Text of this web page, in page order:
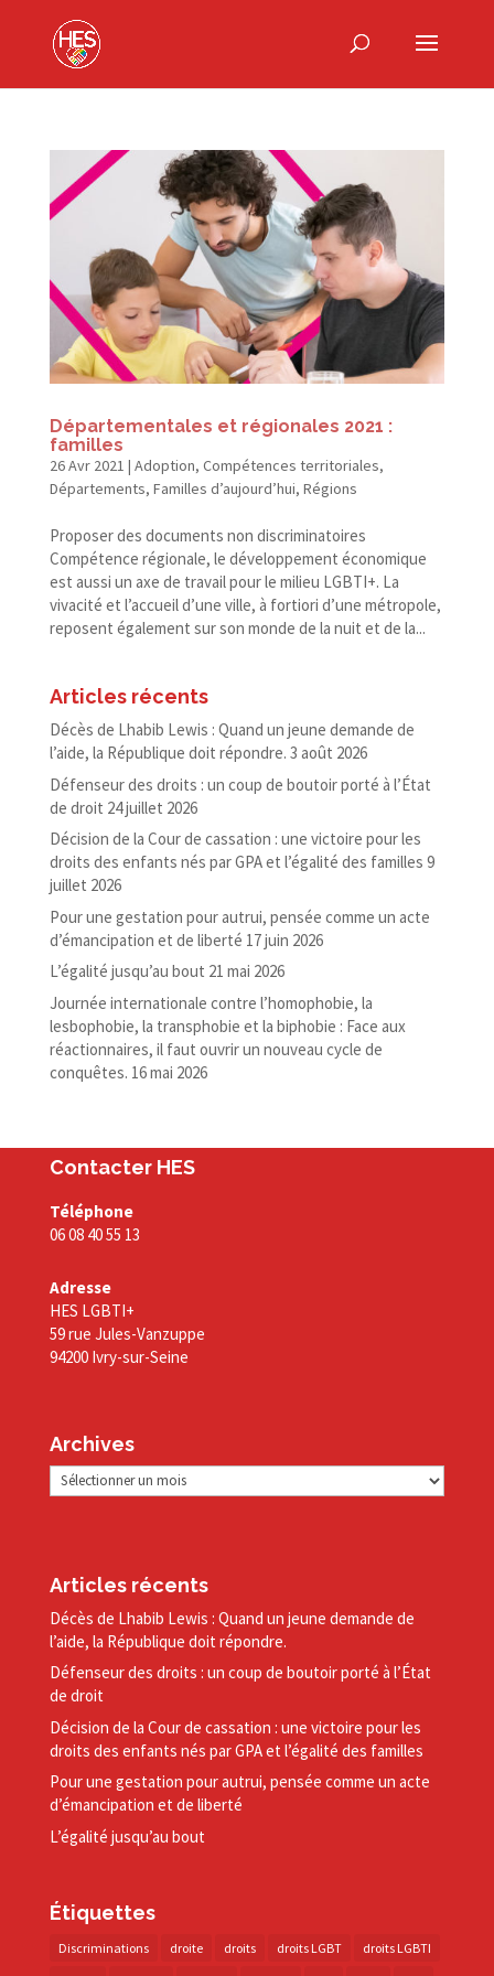
Départementales et régionales 2021 :
familles
26 Avr 2021 | Adoption, Compétences territoriales,
Départements, Familles d’aujourd’hui, Régions
Proposer des documents non discriminatoires
Compétence régionale, le développement économique
est aussi un axe de travail pour le milieu LGBTI+. La
vivacité et l’accueil d’une ville, à fortiori d’une métropole,
reposent également sur son monde de la nuit et de la...
Articles récents
Décès de Lhabib Lewis : Quand un jeune demande de
l’aide, la République doit répondre. 3 août 2026
Défenseur des droits : un coup de boutoir porté à l’État
de droit 24 juillet 2026
Décision de la Cour de cassation : une victoire pour les
droits des enfants nés par GPA et l’égalité des familles 9
juillet 2026
Pour une gestation pour autrui, pensée comme un acte
d’émancipation et de liberté 17 juin 2026
L’égalité jusqu’au bout 21 mai 2026
Journée internationale contre l’homophobie, la
lesbophobie, la transphobie et la biphobie : Face aux
réactionnaires, il faut ouvrir un nouveau cycle de
conquêtes. 16 mai 2026
Contacter HES
Téléphone
06 08 40 55 13
Adresse
HES LGBTI+
59 rue Jules-Vanzuppe
94200 Ivry-sur-Seine
Archives
Archives
Articles récents
Décès de Lhabib Lewis : Quand un jeune demande de
l’aide, la République doit répondre.
Défenseur des droits : un coup de boutoir porté à l’État
de droit
Décision de la Cour de cassation : une victoire pour les
droits des enfants nés par GPA et l’égalité des familles
Pour une gestation pour autrui, pensée comme un acte
d’émancipation et de liberté
L’égalité jusqu’au bout
Étiquettes
Discriminations droite droits droits LGBT
droits LGBTI